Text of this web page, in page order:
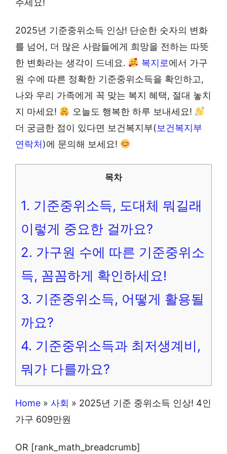
2025년 기준중위소득 인상! 단순한 숫자의 변화
를 넘어, 더 많은 사람들에게 희망을 전하는 따뜻
한 변화라는 생각이 드네요.
복지로에서 가구
원 수에 따른 정확한 기준중위소득을 확인하고,
나와 우리 가족에게 꼭 맞는 복지 혜택, 절대 놓치
지 마세요!
오늘도 행복한 하루 보내세요!
더 궁금한 점이 있다면 보건복지부(보건복지부
연락처)에 문의해 보세요!
목차
1. 기준중위소득, 도대체 뭐길래
이렇게 중요한 걸까요?
2. 가구원 수에 따른 기준중위소
득, 꼼꼼하게 확인하세요!
3. 기준중위소득, 어떻게 활용될
까요?
4. 기준중위소득과 최저생계비,
뭐가 다를까요?
Home » 사회 » 2025년 기준 중위소득 인상! 4인
가구 609만원
OR [rank_math_breadcrumb]